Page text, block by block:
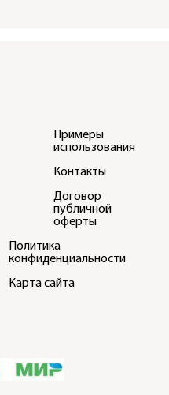
Примеры
использования
Контакты
Договор
публичной
оферты
Политика
конфиденциальности
Карта сайта